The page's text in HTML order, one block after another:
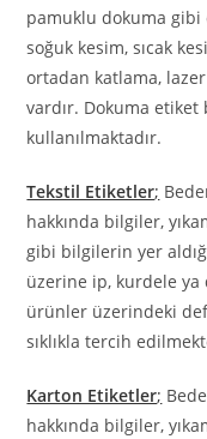
pamuklu dokuma
soğuk kesim, sıcak
ortadan katlama,
vardır. Dokuma etiket
kullanılmaktadır.
Tekstil Etiketler;
hakkında bilgiler,
gibi bilgilerin yer
üzerine ip, kurdele
ürünler üzerindeki
sıklıkla tercih
Karton Etiketler;
hakkında bilgiler,